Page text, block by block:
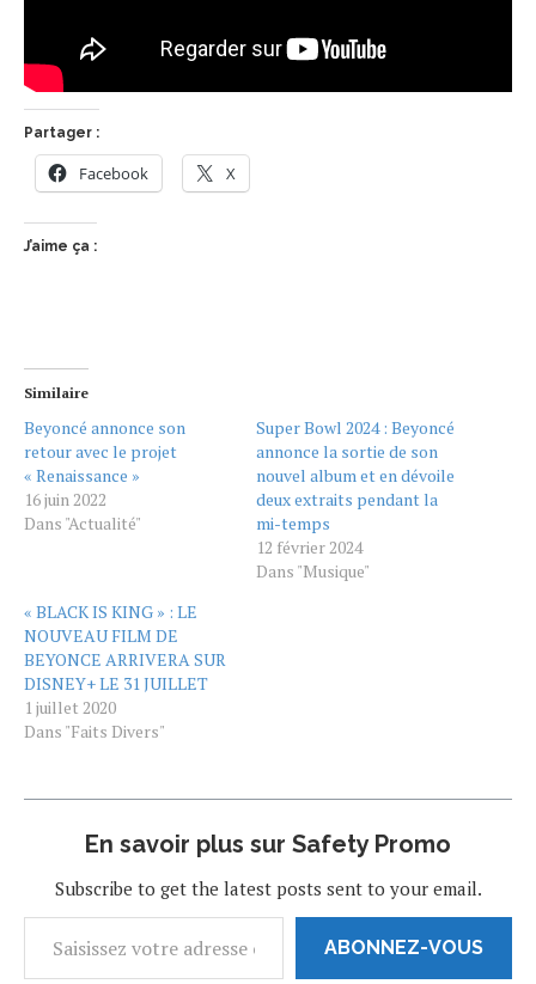
Partager :
Facebook X
J’aime ça :
Similaire
Beyoncé annonce son
retour avec le projet
« Renaissance »
16 juin 2022
Dans "Actualité"
Super Bowl 2024 : Beyoncé
annonce la sortie de son
nouvel album et en dévoile
deux extraits pendant la
mi-temps
12 février 2024
Dans "Musique"
« BLACK IS KING » : LE
NOUVEAU FILM DE
BEYONCE ARRIVERA SUR
DISNEY+ LE 31 JUILLET
1 juillet 2020
Dans "Faits Divers"
En savoir plus sur Safety Promo
Subscribe to get the latest posts sent to your email.
ABONNEZ-VOUS